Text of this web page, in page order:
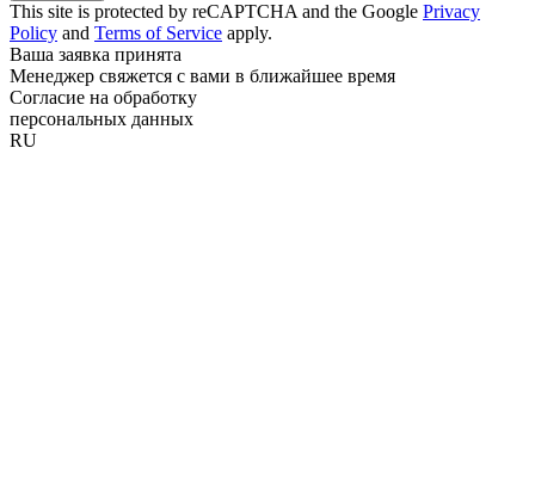
This site is protected by reCAPTCHA and the Google Privacy
Policy and Terms of Service apply.
Ваша заявка принята
Менеджер свяжется с вами в ближайшее время
Согласие на обработку
персональных данных
RU